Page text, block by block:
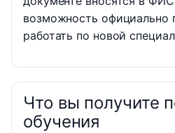
возможность официально
работать по новой
Что вы получите
обучения